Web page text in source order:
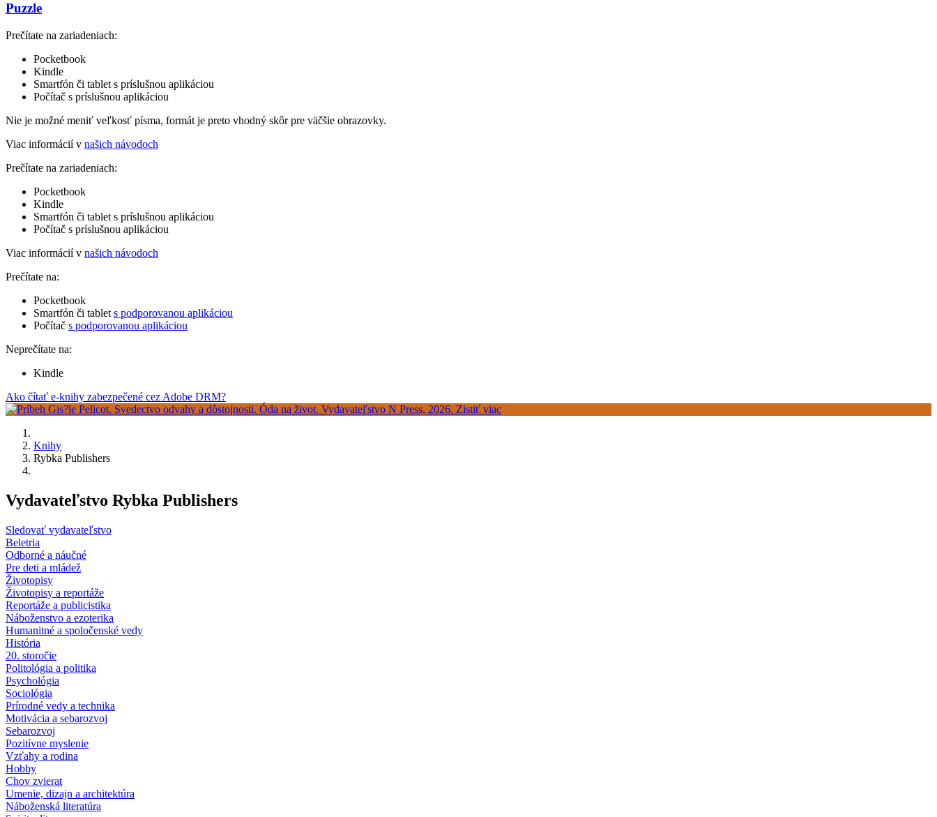
Puzzle
Prečítate na zariadeniach:
Pocketbook
Kindle
Smartfón či tablet s príslušnou aplikáciou
Počítač s príslušnou aplikáciou
Nie je možné meniť veľkosť písma, formát je preto vhodný skôr pre väčšie obrazovky.
Viac informácií v našich návodoch
Prečítate na zariadeniach:
Pocketbook
Kindle
Smartfón či tablet s príslušnou aplikáciou
Počítač s príslušnou aplikáciou
Viac informácií v našich návodoch
Prečítate na:
Pocketbook
Smartfón či tablet s podporovanou aplikáciou
Počítač s podporovanou aplikáciou
Neprečítate na:
Kindle
Ako čítať e-knihy zabezpečené cez Adobe DRM?
Knihy
Rybka Publishers
Vydavateľstvo Rybka Publishers
Sledovať vydavateľstvo
Beletria
Odborné a náučné
Pre deti a mládež
Životopisy
Životopisy a reportáže
Reportáže a publicistika
Náboženstvo a ezoterika
Humanitné a spoločenské vedy
História
20. storočie
Politológia a politika
Psychológia
Sociológia
Prírodné vedy a technika
Motivácia a sebarozvoj
Sebarozvoj
Pozitívne myslenie
Vzťahy a rodina
Hobby
Chov zvierat
Umenie, dizajn a architektúra
Náboženská literatúra